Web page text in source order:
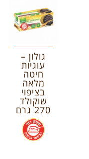
גולון –
עוגיות
חיטה
מלאה
בציפוי
שוקולד
270 גרם
.